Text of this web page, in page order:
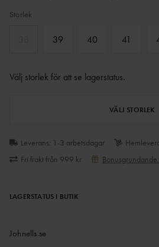
Storlek
39 40 41
Välj storlek för att se lagerstatus.
VÄLJ STORLEK
Leverans: 1-3 arbetsdagar
Fri frakt från 999 kr
LAGERSTATUS I BUTIK
Johnells.se